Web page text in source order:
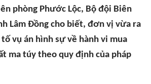
phòng Phước Lộc, Bộ đội Biên
Lâm Đồng cho biết, đơn vị vừa ra
vụ án hình sự về hành vi mua
ma túy theo quy định của pháp